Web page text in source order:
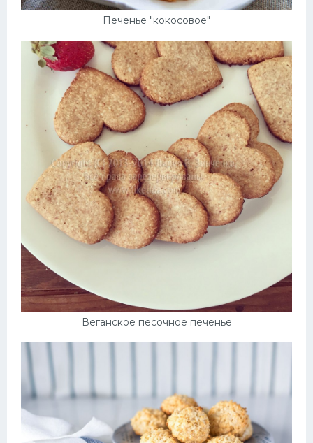
Печенье "кокосовое"
Веганское песочное печенье